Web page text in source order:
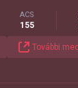
ACS
155
További